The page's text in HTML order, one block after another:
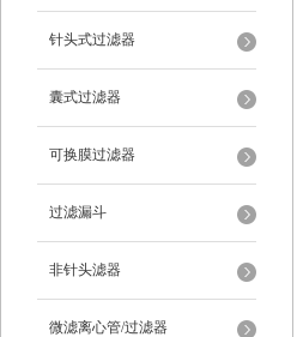
针头式过滤器
囊式过滤器
可换膜过滤器
过滤漏斗
非针头滤器
微滤离心管/过滤器